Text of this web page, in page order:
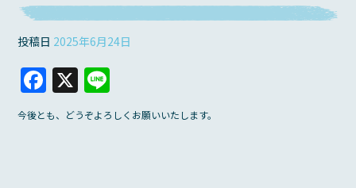
投稿日 2025年6月24日
F
a
c
X
n
e
今後とも、どうぞよろしくお願いいたします。